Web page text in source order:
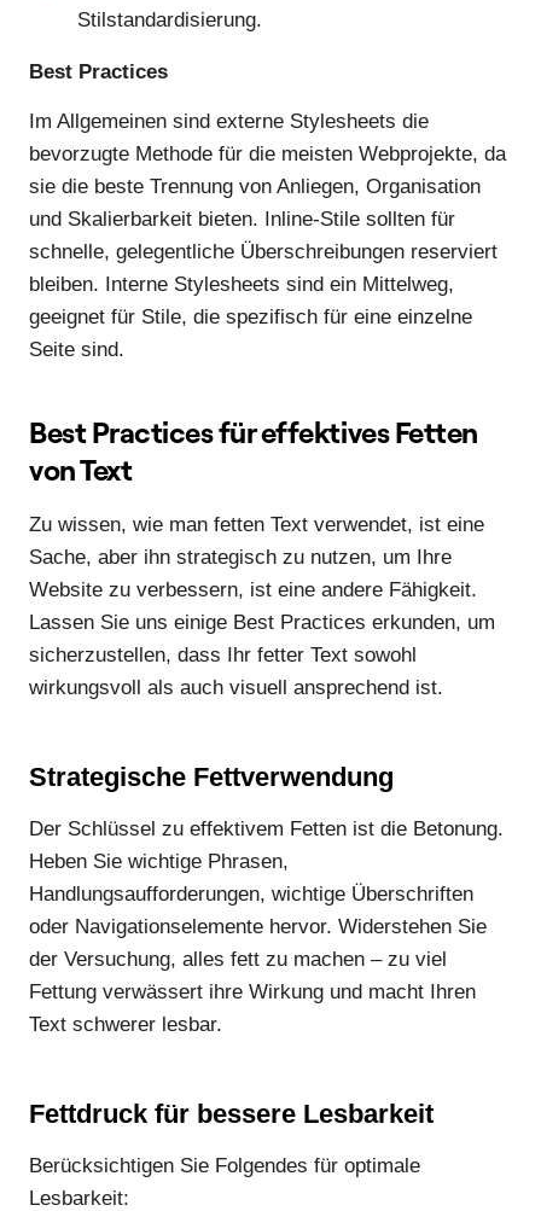
Stilstandardisierung.
Best Practices
Im Allgemeinen sind externe Stylesheets die
bevorzugte Methode für die meisten Webprojekte, da
sie die beste Trennung von Anliegen, Organisation
und Skalierbarkeit bieten. Inline-Stile sollten für
schnelle, gelegentliche Überschreibungen reserviert
bleiben. Interne Stylesheets sind ein Mittelweg,
geeignet für Stile, die spezifisch für eine einzelne
Seite sind.
Best Practices für effektives Fetten
von Text
Zu wissen, wie man fetten Text verwendet, ist eine
Sache, aber ihn strategisch zu nutzen, um Ihre
Website zu verbessern, ist eine andere Fähigkeit.
Lassen Sie uns einige Best Practices erkunden, um
sicherzustellen, dass Ihr fetter Text sowohl
wirkungsvoll als auch visuell ansprechend ist.
Strategische Fettverwendung
Der Schlüssel zu effektivem Fetten ist die Betonung.
Heben Sie wichtige Phrasen,
Handlungsaufforderungen, wichtige Überschriften
oder Navigationselemente hervor. Widerstehen Sie
der Versuchung, alles fett zu machen – zu viel
Fettung verwässert ihre Wirkung und macht Ihren
Text schwerer lesbar.
Fettdruck für bessere Lesbarkeit
Berücksichtigen Sie Folgendes für optimale
Lesbarkeit: